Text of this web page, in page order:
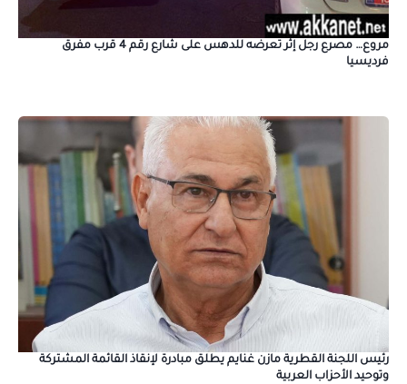
مروع… مصرع رجل إثر تعرضه للدهس على شارع رقم 4 قرب مفرق
فرديسيا
رئيس اللجنة القطرية مازن غنايم يطلق مبادرة لإنقاذ القائمة المشتركة
وتوحيد الأحزاب العربية